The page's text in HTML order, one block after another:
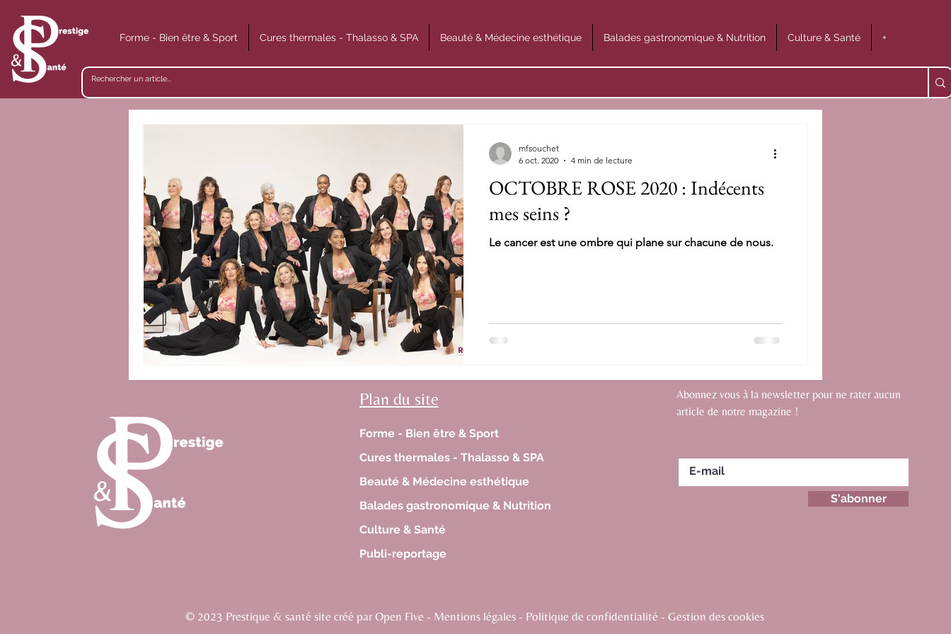
Forme - Bien être & Sport Cures thermales - Thalasso & SPA Beauté & Médecine esthétique Balades gastronomique & Nutrition Culture & Santé +
OCTOBRE ROSE 2020 : Indécents
mes seins ?
Le cancer est une ombre qui plane sur chacune de nous.
mfsouchet
6 oct. 2020
4 min de lecture
Plan du site
Forme - Bien être & Sport
Cures thermales - Thalasso & SPA
Beauté & Médecine esthétique
Balades gastronomique & Nutrition
Culture & Santé
Publi-reportage
Abonnez vous à la newsletter pour ne rater aucun
article de notre magazine !
S'abonner
© 2023 Prestique & santé site créé par Open Five - Mentions légales - Politique de confidentialité - Gestion des cookies